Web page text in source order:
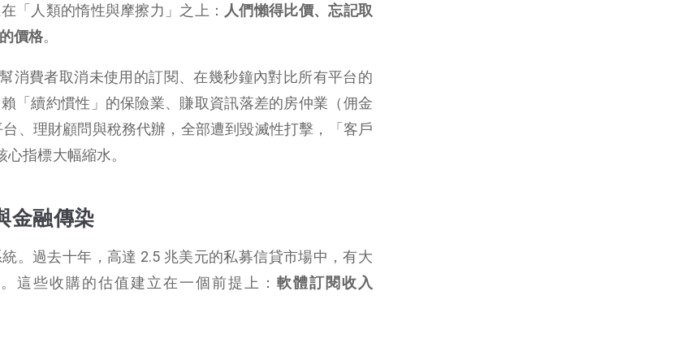
「人類的惰性與摩擦力」之上： 人們懶得比價、忘記取
價格。
消費者取消未使用的訂閱、在幾秒鐘內對比所有平台的
「續約慣性」的保險業、賺取資訊落差的房仲業（佣金
、理財顧問與稅務代辦，全部遭到毀滅性打擊，「客戶
指標大幅縮水。
金融傳染
。過去十年，高達 2.5 兆美元的私募信貸市場中，有大
這些收購的估值建立在一個前提上： 軟體訂閱收入